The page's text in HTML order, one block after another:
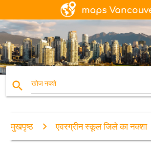
search खोज नक्शे
मुखपृष्ठ एवरग्रीन स्कूल जिले का नक्शा